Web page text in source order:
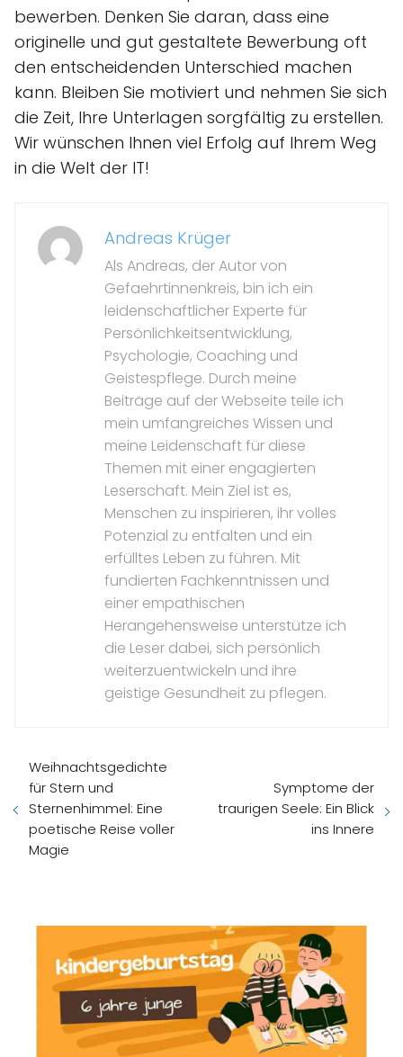
bewerben. Denken Sie daran, dass eine
originelle und gut gestaltete Bewerbung oft
den entscheidenden Unterschied machen
kann. Bleiben Sie motiviert und nehmen Sie sich
die Zeit, Ihre Unterlagen sorgfältig zu erstellen.
Wir wünschen Ihnen viel Erfolg auf Ihrem Weg
in die Welt der IT!
Andreas Krüger
Als Andreas, der Autor von
Gefaehrtinnenkreis, bin ich ein
leidenschaftlicher Experte für
Persönlichkeitsentwicklung,
Psychologie, Coaching und
Geistespflege. Durch meine
Beiträge auf der Webseite teile ich
mein umfangreiches Wissen und
meine Leidenschaft für diese
Themen mit einer engagierten
Leserschaft. Mein Ziel ist es,
Menschen zu inspirieren, ihr volles
Potenzial zu entfalten und ein
erfülltes Leben zu führen. Mit
fundierten Fachkenntnissen und
einer empathischen
Herangehensweise unterstütze ich
die Leser dabei, sich persönlich
weiterzuentwickeln und ihre
geistige Gesundheit zu pflegen.
Weihnachtsgedichte
für Stern und
Sternenhimmel: Eine
poetische Reise voller
Magie
Symptome der
traurigen Seele: Ein Blick
ins Innere